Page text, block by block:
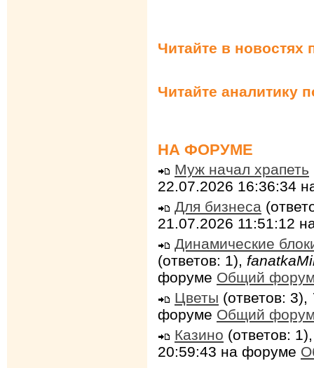
Читайте в новостях
Читайте аналитику
НА ФОРУМЕ
Муж начал храпеть
22.07.2026 16:36:34
Для бизнеса
21.07.2026 11:51:12
Динамические
(ответов: 1),
форуме Общий
Цветы (ответов: 3),
форуме Общий
Казино (ответов:
20:59:43 на форуме